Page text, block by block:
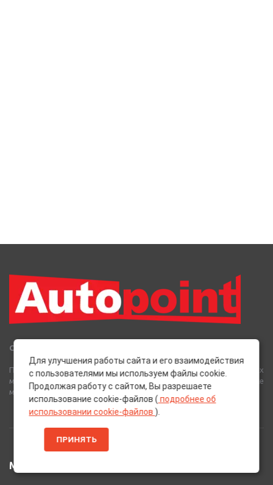
Сеть Магазинов «AutoPoint»
Полный спектр горюче-смазочных, абразивных и лакокрасочных
материалов от лучших европейских производителей, а также
многое другое для вашего автомобиля.
МЕНЮ
Для улучшения работы сайта и его взаимодействия
с пользователями мы используем файлы cookie.
Продолжая работу с сайтом, Вы разрешаете
использование cookie-файлов ( подробнее об
использовании cookie-файлов ).
ПРИНЯТЬ